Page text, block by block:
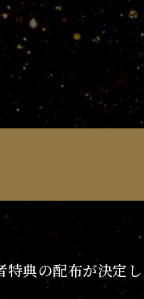
典の配布が決定し